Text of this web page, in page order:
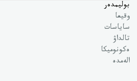
بوليمدەر
وقيعا
ساياسات
تالداۋ
ەكونوميكا
الەمدە